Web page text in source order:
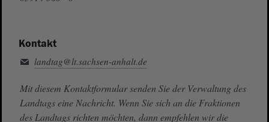
Kontakt
landtag@lt.sachsen-anhalt.de
Mit diesem Kontaktformular senden Sie der Verwaltung des
Landtags eine Nachricht. Wenn Sie sich an die Fraktionen
des Landtags richten möchten, dann empfehlen wir die